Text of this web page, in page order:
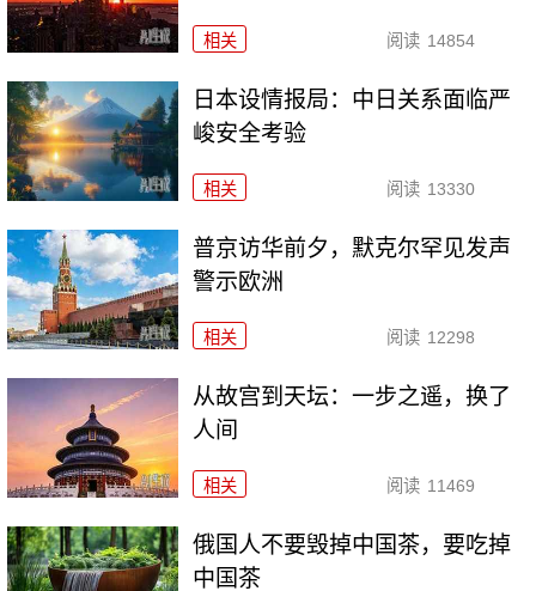
相关 阅读 14854
日本设情报局：中日关系面临严
峻安全考验
相关 阅读 13330
普京访华前夕，默克尔罕见发声
警示欧洲
相关 阅读 12298
从故宫到天坛：一步之遥，换了
人间
相关 阅读 11469
俄国人不要毁掉中国茶，要吃掉
中国茶